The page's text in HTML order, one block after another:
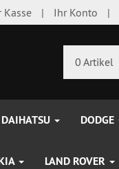
Kasse Ihr Konto
0 Artikel
DAIHATSU DODGE
LAND ROVER